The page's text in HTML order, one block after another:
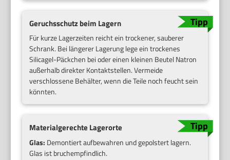
Geruchsschutz beim Lagern
Für kurze Lagerzeiten reicht ein trockener, sauberer
Schrank. Bei längerer Lagerung lege ein trockenes
Silicagel-Päckchen bei oder einen kleinen Beutel Natron
außerhalb direkter Kontaktstellen. Vermeide
verschlossene Behälter, wenn die Teile noch feucht sein
könnten.
Materialgerechte Lagerorte
Glas: Demontiert aufbewahren und gepolstert lagern.
Glas ist bruchempfindlich.